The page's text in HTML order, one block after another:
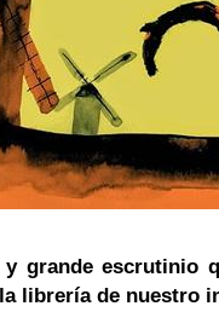
y grande escrutinio
librería de nuestro